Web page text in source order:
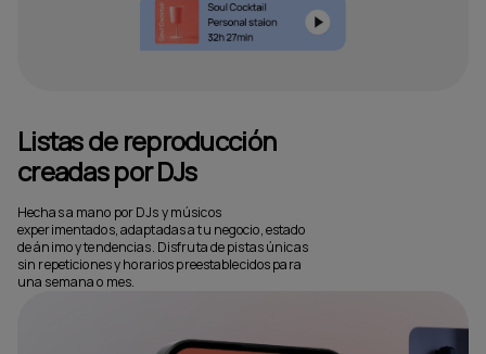
Listas de reproducción
creadas por DJs
Hechas a mano por DJs y músicos
experimentados, adaptadas a tu negocio, estado
de ánimo y tendencias. Disfruta de pistas únicas
sin repeticiones y horarios preestablecidos para
una semana o mes.